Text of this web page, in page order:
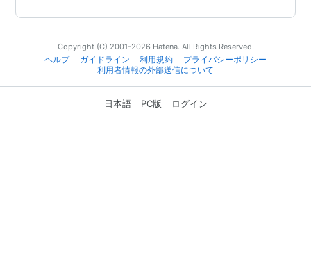
Copyright (C) 2001-2026 Hatena. All Rights Reserved.
ヘルプ
ガイドライン 利用規約
プライバシーポリシー
利用者情報の外部送信について
日本語 PC版 ログイン